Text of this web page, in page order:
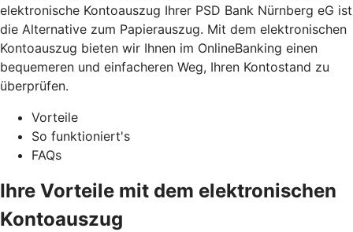
elektronische Kontoauszug Ihrer PSD Bank Nürnberg eG ist
die Alternative zum Papierauszug. Mit dem elektronischen
Kontoauszug bieten wir Ihnen im OnlineBanking einen
bequemeren und einfacheren Weg, Ihren Kontostand zu
überprüfen.
Vorteile
So funktioniert's
FAQs
Ihre Vorteile mit dem elektronischen
Kontoauszug